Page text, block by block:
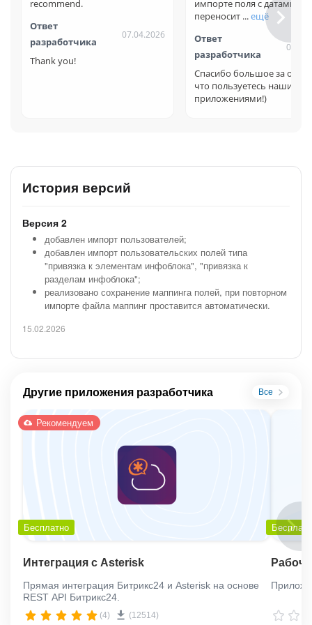
recommend.
Ответ
разработчика
07.04.2026
Thank you!
импорте поля с датами
переносит ...ещё
Ответ
разработчика
Спасибо большое за
что пользуетесь нашими
приложениями!)
История версий
Версия 2
добавлен импорт пользователей;
добавлен импорт пользовательских полей типа
"привязка к элементам инфоблока", "привязка к
разделам инфоблока";
реализовано сохранение маппинга полей, при повторном
импорте файла маппинг проставится автоматически.
15.02.2026
Другие приложения разработчика Все
Рекомендуем
Бесплатно
Интеграция с Asterisk
Прямая интеграция Битрикс24 и Asterisk на основе
REST API Битрикс24.
(4) (12514)